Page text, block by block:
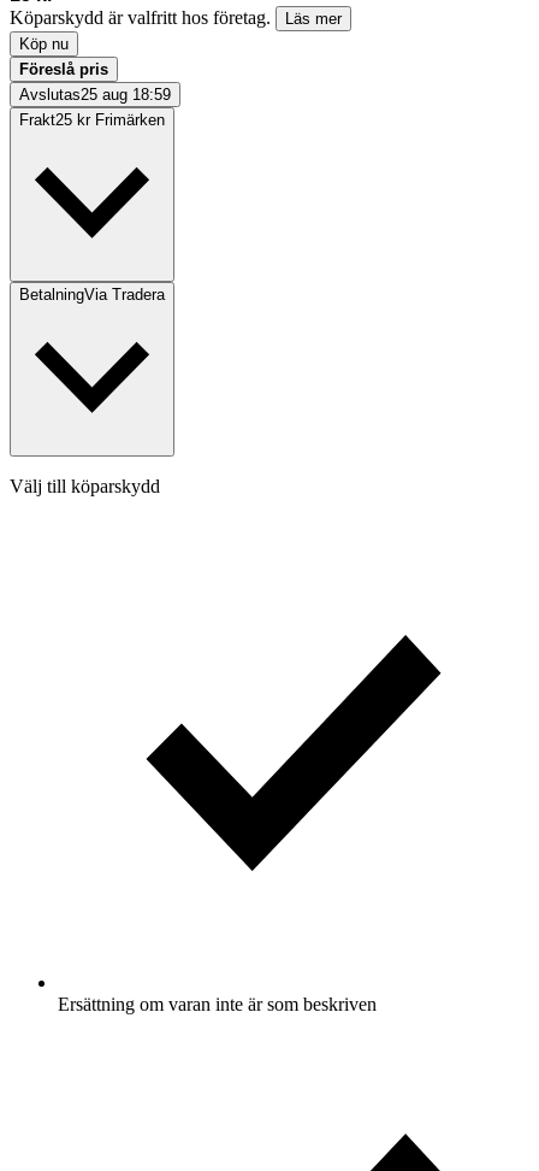
Köparskydd är valfritt hos företag.
Läs mer
Köp nu
Föreslå pris
Avslutas25 aug 18:59
Frakt25 kr Frimärken
BetalningVia Tradera
Välj till köparskydd
Ersättning om varan inte är som beskriven